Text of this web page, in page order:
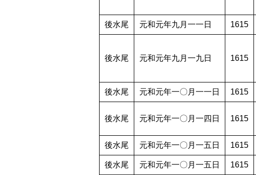
後水尾 元和元年九月一一日 1615
後水尾 元和元年九月一九日 1615
後水尾 元和元年一〇月一一日 1615
後水尾 元和元年一〇月一四日 1615
後水尾 元和元年一〇月一五日 1615
後水尾 元和元年一〇月一五日 1615